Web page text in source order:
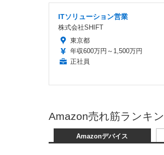
ITソリューション営業
株式会社SHIFT
東京都
年収600万円～1,500万円
正社員
Amazon売れ筋ランキ
Amazonデバイス